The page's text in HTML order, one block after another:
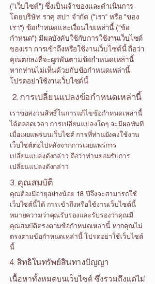
("เว็บไซต์") ซึ่งเป็นเจ้าของและดำเนินการ
โดยบริษัท ราคุ สปา จำกัด ("เรา" หรือ "ของ
เรา") ข้อกำหนดและเงื่อนไขเหล่านี้ ("ข้อ
กำหนด") มีผลบังคับใช้กับการใช้งานเว็บไซต์
ของเรา การเข้าถึงหรือใช้งานเว็บไซต์นี้ ถือว่า
คุณตกลงที่จะผูกพันตามข้อกำหนดเหล่านี้
หากท่านไม่เห็นด้วยกับข้อกำหนดเหล่านี้
โปรดอย่าใช้งานเว็บไซต์นี้
2. การเปลี่ยนแปลงข้อกำหนดเหล่านี้
เราขอสงวนสิทธิ์ในการแก้ไขข้อกำหนดเหล่านี้
ได้ตลอดเวลา การเปลี่ยนแปลงใดๆ จะมีผลทันที
เมื่อเผยแพร่บนเว็บไซต์ การที่ท่านยังคงใช้งาน
เว็บไซต์ต่อไปหลังจากการเผยแพร่การ
เปลี่ยนแปลงดังกล่าว ถือว่าท่านยอมรับการ
เปลี่ยนแปลงดังกล่าว
3. คุณสมบัติ
คุณต้องมีอายุอย่างน้อย 18 ปีจึงจะสามารถใช้
เว็บไซต์นี้ได้ การเข้าถึงหรือใช้งานเว็บไซต์นี้
หมายความว่าคุณรับรองและรับรองว่าคุณมี
คุณสมบัติตรงตามข้อกำหนดเหล่านี้ หากคุณไม่
ตรงตามข้อกำหนดเหล่านี้ โปรดอย่าใช้เว็บไซต์
นี้
4. สิทธิในทรัพย์สินทางปัญญา
เนื้อหาทั้งหมดบนเว็บไซต์ ซึ่งรวมถึงแต่ไม่